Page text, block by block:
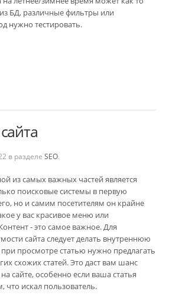
БД, различные фильтры или
нужно тестировать.
в разделеSEO.
из самых важных частей является
поисковые системы в первую
но и самим посетителям он крайне
у вас красивое меню или
- это самое важное. Для
сайта следует делать внутреннюю
при просмотре статью нужно предлагать
схожих статей. Это даст вам шанс
сайте, особенно если ваша статья
что искал пользователь.